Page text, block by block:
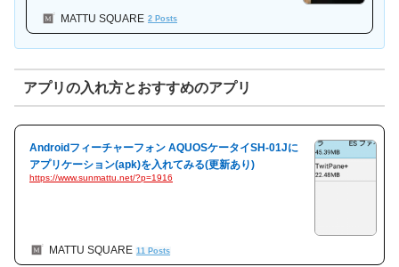
MATTU SQUARE 2 Posts
アプリの入れ方とおすすめのアプリ
Androidフィーチャーフォン AQUOSケータイSH-01Jに
アプリケーション(apk)を入れてみる(更新あり)
https://www.sunmattu.net/?p=1916
MATTU SQUARE 11 Posts